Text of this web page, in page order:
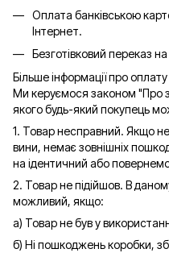
Оплата банківською
Інтернет.
Безготівковий переказ
Більше інформації про оплату
Ми керуємося законом "Про
якого будь-який покупець
1. Товар несправний. Якщо
вини, немає зовнішніх
на ідентичний або
2. Товар не підійшов. В
можливий, якщо:
а) Товар не був у
б) Ні пошкоджень коробки,